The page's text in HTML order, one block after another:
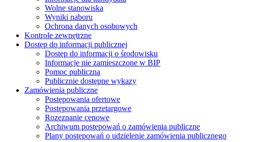
Wolne stanowiska
Wyniki naboru
Ochrona danych osobowych
Kontrole zewnętrzne
Dostęp do informacji publicznej
Dostęp do informacji o środowisku
Informacje nie zamieszczone w BIP
Pomoc publiczna
Publicznie dostępne wykazy
Zamówienia publiczne
Postępowania ofertowe
Postępowania przetargowe
Rozeznanie cenowe
Archiwum postępowań o zamówienia publiczne
Plany postępowań o udzielenie zamówienia publicznego